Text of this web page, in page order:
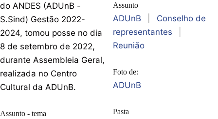
do ANDES (ADUnB -
S.Sind) Gestão 2022-
2024, tomou posse no dia
8 de setembro de 2022,
durante Assembleia Geral,
realizada no Centro
Cultural da ADUnB.
Assunto - tema
Assunto
ADUnB
Conselho de
representantes
Reunião
Foto de:
ADUnB
Pasta